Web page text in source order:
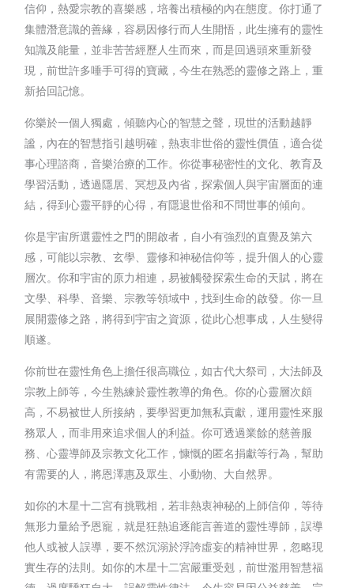
信仰，熱愛宗教的喜樂感，培養出積極的內在態度。你打通了
集體潛意識的善緣，容易因修行而人生開悟，此生擁有的靈性
知識及能量，並非苦苦經歷人生而來，而是回過頭來重新發
現，前世許多唾手可得的寶藏，今生在熟悉的靈修之路上，重
新拾回記憶。
你樂於一個人獨處，傾聽內心的智慧之聲，現世的活動越靜
謐，內在的智慧指引越明確，熱衷非世俗的靈性價值，適合從
事心理諮商，音樂治療的工作。你從事秘密性的文化、教育及
學習活動，透過隱居、冥想及內省，探索個人與宇宙層面的連
結，得到心靈平靜的心得，有隱退世俗和不問世事的傾向。
你是宇宙所選靈性之門的開啟者，自小有強烈的直覺及第六
感，可能以宗教、玄學、靈修和神秘信仰等，提升個人的心靈
層次。你和宇宙的原力相連，易被觸發探索生命的天賦，將在
文學、科學、音樂、宗教等領域中，找到生命的啟發。你一旦
展開靈修之路，將得到宇宙之資源，從此心想事成，人生變得
順遂。
你前世在靈性角色上擔任很高職位，如古代大祭司，大法師及
宗教上師等，今生熟練於靈性教導的角色。你的心靈層次頗
高，不易被世人所接納，要學習更加無私貢獻，運用靈性來服
務眾人，而非用來追求個人的利益。你可透過業餘的慈善服
務、心靈導師及宗教文化工作，慷慨的匿名捐獻等行為，幫助
有需要的人，將恩澤惠及眾生、小動物、大自然界。
如你的木星十二宮有挑戰相，若非熱衷神秘的上師信仰，等待
無形力量給予恩寵，就是狂熱追逐能言善道的靈性導師，誤導
他人或被人誤導，要不然沉溺於浮誇虛妄的精神世界，忽略現
實生存的法則。如你的木星十二宮嚴重受剋，前世濫用智慧福